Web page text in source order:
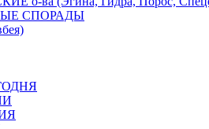
СПОРАДЫ